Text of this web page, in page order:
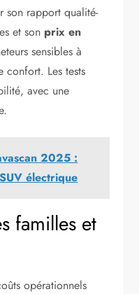
son rapport qualité-
et son prix en
sensibles à
confort. Les tests
avec une
2025 :
électrique
familles et
opérationnels